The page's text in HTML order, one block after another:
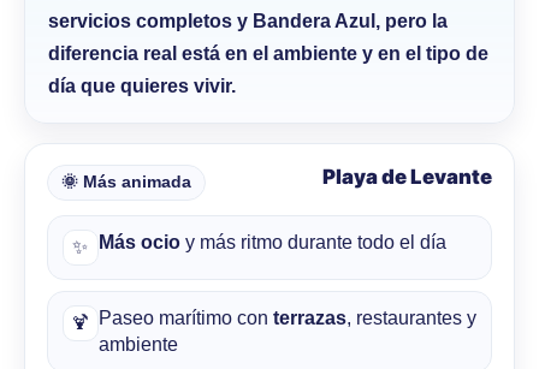
servicios completos y Bandera Azul, pero la
diferencia real está en elambiente y en el tipo de
día que quieres vivir.
🌞 Más animada Playa de Levante
✨ Más ocioy más ritmo durante todo el día
🍹 Paseo marítimo con terrazas, restaurantes y
ambiente